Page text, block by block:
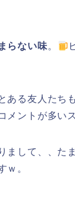
らない味。
ある友人たちも
メントが多い
まして、、た
ｗ。